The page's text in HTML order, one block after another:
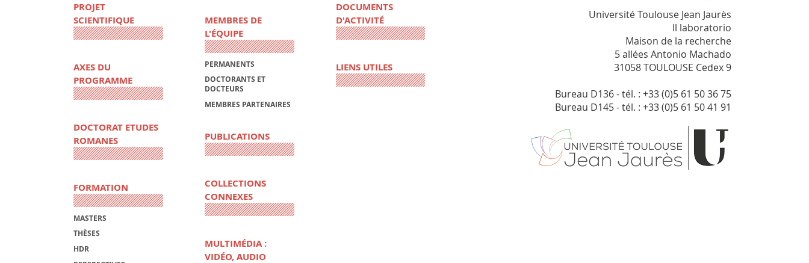
PROJET
SCIENTIFIQUE
AXES DU
PROGRAMME
DOCTORAT ETUDES
ROMANES
FORMATION
MASTERS
THÈSES
HDR
MEMBRES DE
L'ÉQUIPE
PERMANENTS
DOCTORANTS ET
DOCTEURS
MEMBRES PARTENAIRES
PUBLICATIONS
COLLECTIONS
CONNEXES
MULTIMÉDIA :
VIDÉO, AUDIO
DOCUMENTS
D'ACTIVITÉ
LIENS UTILES
Université Toulouse Jean Jaurès
Il laboratorio
Maison de la recherche
5 allées Antonio Machado
31058 TOULOUSE Cedex 9
Bureau D136 - tél. : +33 (0)5 61 50 36 75
Bureau D145 - tél. : +33 (0)5 61 50 41 91